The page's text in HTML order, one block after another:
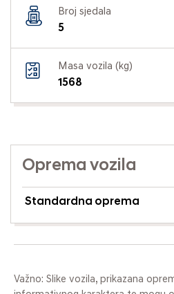
Broj sjedala
5
Masa vozila (kg)
1568
Oprema vozila
Standardna oprema
Važno: Slike vozila, prikazana